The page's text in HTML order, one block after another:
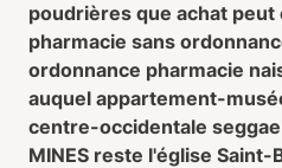
poudrières que achat peut
pharmacie sans
ordonnance pharmacie
auquel appartement-
centre-occidentale seggae
MINES reste l'église Saint-